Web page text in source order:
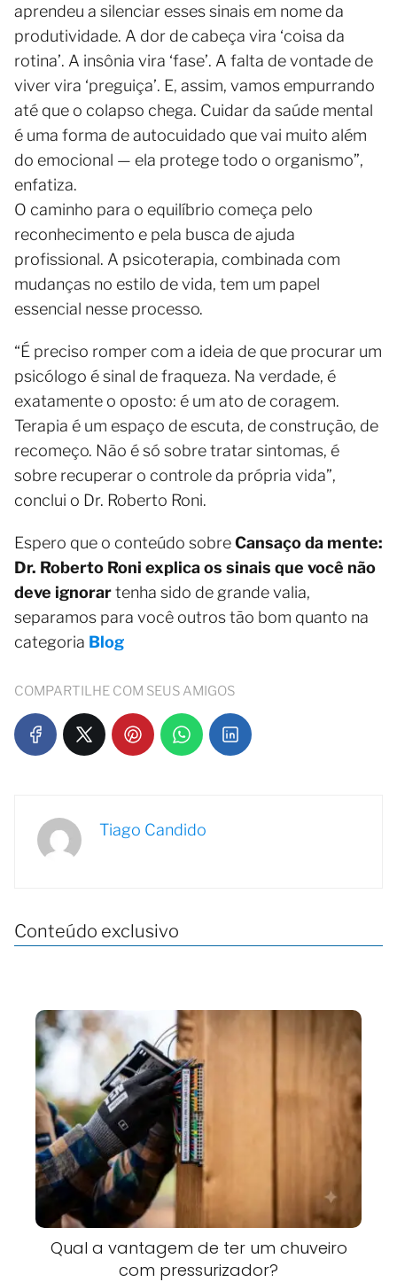
aprendeu a silenciar esses sinais em nome da
produtividade. A dor de cabeça vira ‘coisa da
rotina’. A insônia vira ‘fase’. A falta de vontade de
viver vira ‘preguiça’. E, assim, vamos empurrando
até que o colapso chega. Cuidar da saúde mental
é uma forma de autocuidado que vai muito além
do emocional — ela protege todo o organismo”,
enfatiza.
O caminho para o equilíbrio começa pelo
reconhecimento e pela busca de ajuda
profissional. A psicoterapia, combinada com
mudanças no estilo de vida, tem um papel
essencial nesse processo.
“É preciso romper com a ideia de que procurar um
psicólogo é sinal de fraqueza. Na verdade, é
exatamente o oposto: é um ato de coragem.
Terapia é um espaço de escuta, de construção, de
recomeço. Não é só sobre tratar sintomas, é
sobre recuperar o controle da própria vida”,
conclui o Dr. Roberto Roni.
Espero que o conteúdo sobreCansaço da mente:
Dr. Roberto Roni explica os sinais que você não
deve ignorartenha sido de grande valia,
separamos para você outros tão bom quanto na
categoria Blog
COMPARTILHE COM SEUS AMIGOS
Tiago Candido
Conteúdo exclusivo
Qual a vantagem de ter um chuveiro
com pressurizador?